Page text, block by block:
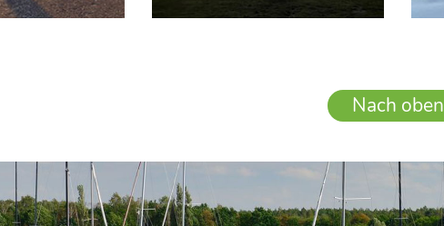
Nach oben